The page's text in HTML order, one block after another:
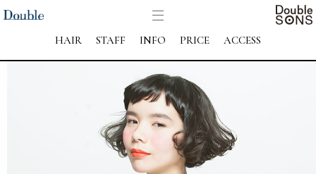
HAIR STAFF INFO PRICE ACCESS